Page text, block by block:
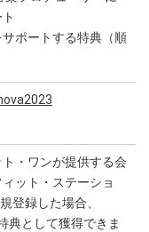
ポートする特典（順
・ワンが提供する会
ット・ステーショ
登録した場合、
典として獲得できま